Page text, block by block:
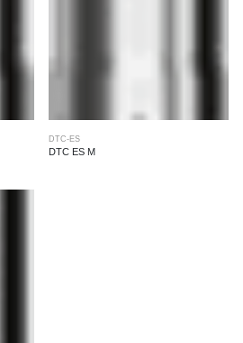
DTC-ES
DTC ES M